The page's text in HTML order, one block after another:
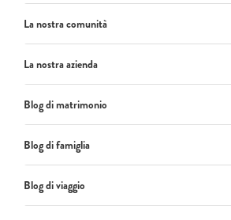
La nostra comunità
La nostra azienda
Blog di matrimonio
Blog di famiglia
Blog di viaggio